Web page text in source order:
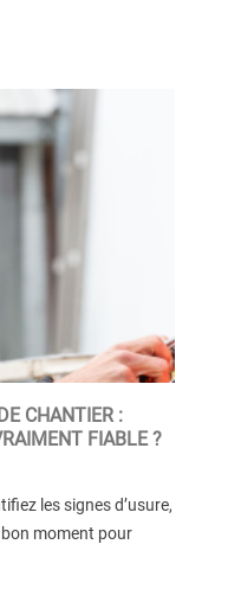
CHANTIER :
FIABLE ?
les signes d’usure,
moment pour